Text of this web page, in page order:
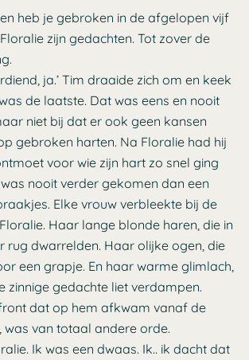
heb je gebroken in de afgelopen vijf
zijn gedachten. Tot zover de
ja.’ Tim draaide zich om en keek
de laatste. Dat was eens en nooit
niet bij dat er ook geen kansen
gebroken harten. Na Floralie had hij
voor wie zijn hart zo snel ging
nooit verder gekomen dan een
Elke vrouw verbleekte bij de
Haar lange blonde haren, die in
rug dwarrelden. Haar olijke ogen, die
een grapje. En haar warme glimlach,
zinnige gedachte liet verdampen.
dat op hem afkwam vanaf de
was van totaal andere orde.
Ik was een dwaas. Ik.. ik dacht dat